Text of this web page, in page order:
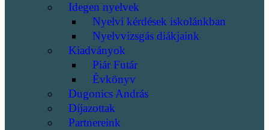
Idegen nyelvek
Nyelvi kérdések iskolánkban
Nyelvvizsgás diákjaink
Kiadványok
Piár Futár
Évkönyv
Dugonics András
Díjazottak
Partnereink